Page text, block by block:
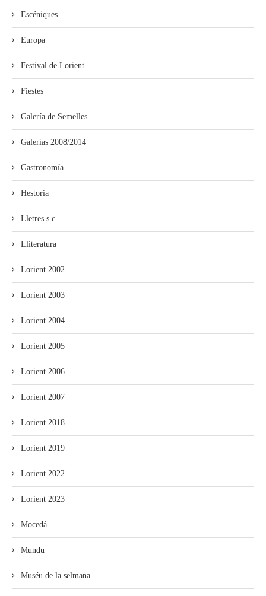
Escéniques
Europa
Festival de Lorient
Fiestes
Galería de Semelles
Galerías 2008/2014
Gastronomía
Hestoria
Lletres s.c.
Lliteratura
Lorient 2002
Lorient 2003
Lorient 2004
Lorient 2005
Lorient 2006
Lorient 2007
Lorient 2018
Lorient 2019
Lorient 2022
Lorient 2023
Mocedá
Mundu
Muséu de la selmana